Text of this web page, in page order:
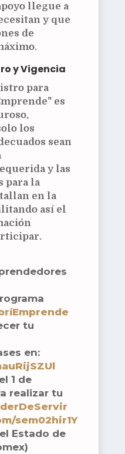
llegue a
y que
de
y Vigencia
para
es
los
sean
y las
para la
en la
así el
tu
en:
1 de
realizar tu
sem02hir1Y
Estado de